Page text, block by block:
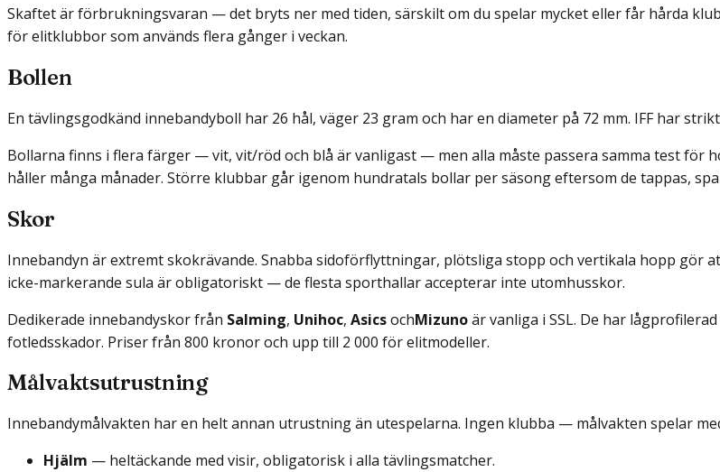
Skaftet är förbrukningsvaran — det bryts ner med tiden, särskilt om du spelar mycket eller får hårda
för elitklubbor som används flera gånger i veckan.
Bollen
En tävlingsgodkänd innebandyboll har 26 hål, väger 23 gram och har en diameter på 72 mm. IFF har
Bollarna finns i flera färger — vit, vit/röd och blå är vanligast — men alla måste passera samma test för
håller många månader. Större klubbar går igenom hundratals bollar per säsong eftersom de tappas,
Skor
Innebandyn är extremt skokrävande. Snabba sidoförflyttningar, plötsliga stopp och vertikala hopp gör
icke-markerande sula är obligatoriskt — de flesta sporthallar accepterar inte utomhusskor.
Dedikerade innebandyskor från Salming, Unihoc, AsicsochMizunoär vanliga i SSL. De har
fotledsskador. Priser från 800 kronor och upp till 2 000 för elitmodeller.
Målvaktsutrustning
Innebandymålvakten har en helt annan utrustning än utespelarna. Ingen klubba — målvakten spelar
Hjälm — heltäckande med visir, obligatorisk i alla tävlingsmatcher.